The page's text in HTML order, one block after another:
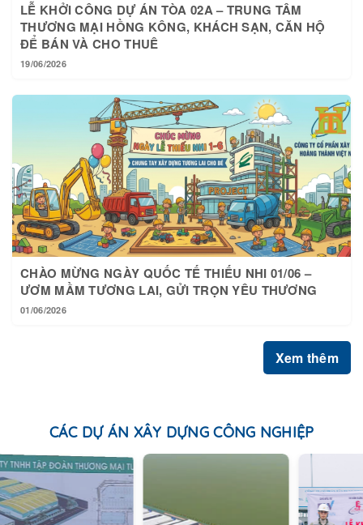
LỄ KHỞI CÔNG DỰ ÁN TÒA 02A – TRUNG TÂM
THƯƠNG MẠI HỒNG KÔNG, KHÁCH SẠN, CĂN HỘ
ĐỂ BÁN VÀ CHO THUÊ
19/06/2026
CHÀO MỪNG NGÀY QUỐC TẾ THIẾU NHI 01/06 –
ƯƠM MẦM TƯƠNG LAI, GỬI TRỌN YÊU THƯƠNG
01/06/2026
Xem thêm
CÁC DỰ ÁN XÂY DỰNG CÔNG NGHIỆP